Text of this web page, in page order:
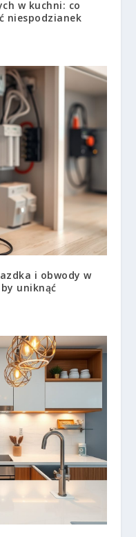
w kuchni: co
niespodzianek
i obwody w
uniknąć